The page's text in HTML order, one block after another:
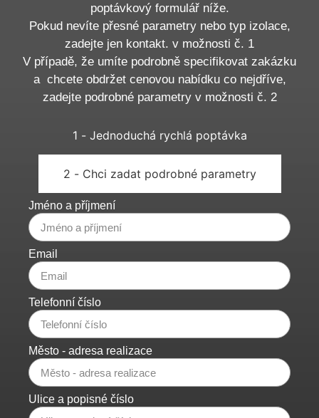
poptávkový formulář níže.
Pokud nevíte přesné parametry nebo typ izolace,
zadejte jen kontakt. v možnosti č. 1
V případě, že umíte podrobně specifikovat zakázku
a chcete obdržet cenovou nabídku co nejdříve,
zadejte podrobné parametry v možnosti č. 2
1 - Jednoduchá rychlá poptávka
2 - Chci zadat podrobné parametry
Jméno a příjmení
Email
Telefonní číslo
Město - adresa realizace
Ulice a popisné číslo